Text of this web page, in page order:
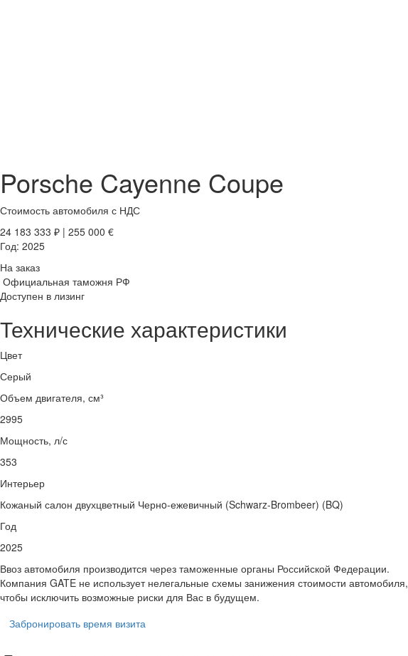
Porsche Cayenne Coupe
Стоимость автомобиля с НДС
24 183 333 ₽ | 255 000 €
Год: 2025
На заказ
Официальная таможня РФ
Доступен в лизинг
Технические характеристики
Цвет
Серый
Объем двигателя, см³
2995
Мощность, л/с
353
Интерьер
Кожаный салон двухцветный Чернo-ежевичный (Schwarz-Brombeer) (BQ)
Год
2025
Ввоз автомобиля производится через таможенные органы Российской Федерации.
Компания GATE не использует нелегальные схемы занижения стоимости автомобиля,
чтобы исключить возможные риски для Вас в будущем.
Забронировать время визита